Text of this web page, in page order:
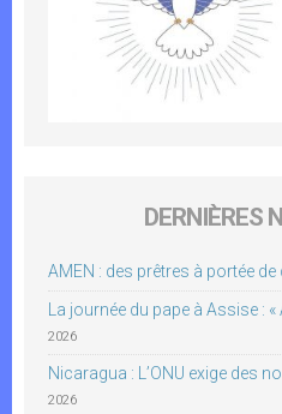
DERNIÈRES
AMEN : des prêtres à portée de
La journée du pape à Assise : «
2026
Nicaragua : L’ONU exige des
2026